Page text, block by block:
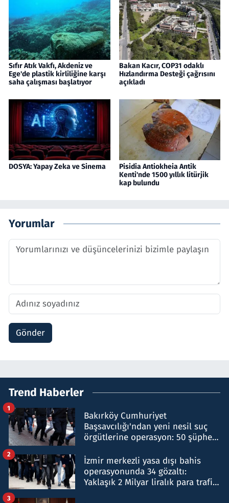
Sıfır Atık Vakfı, Akdeniz ve
Ege'de plastik kirliliğine karşı
saha çalışması başlatıyor
Bakan Kacır, COP31 odaklı
Hızlandırma Desteği çağrısını
açıkladı
DOSYA: Yapay Zeka ve Sinema
Pisidia Antiokheia Antik
Kenti'nde 1500 yıllık litürjik
kap bulundu
Yorumlar
Gönder
Trend Haberler
Bakırköy Cumhuriyet
Başsavcılığı'ndan yeni nesil suç
örgütlerine operasyon: 50 şüpheli
1
İzmir merkezli yasa dışı bahis
operasyonunda 34 gözaltı:
Yaklaşık 2 Milyar liralık para trafiği
2
3